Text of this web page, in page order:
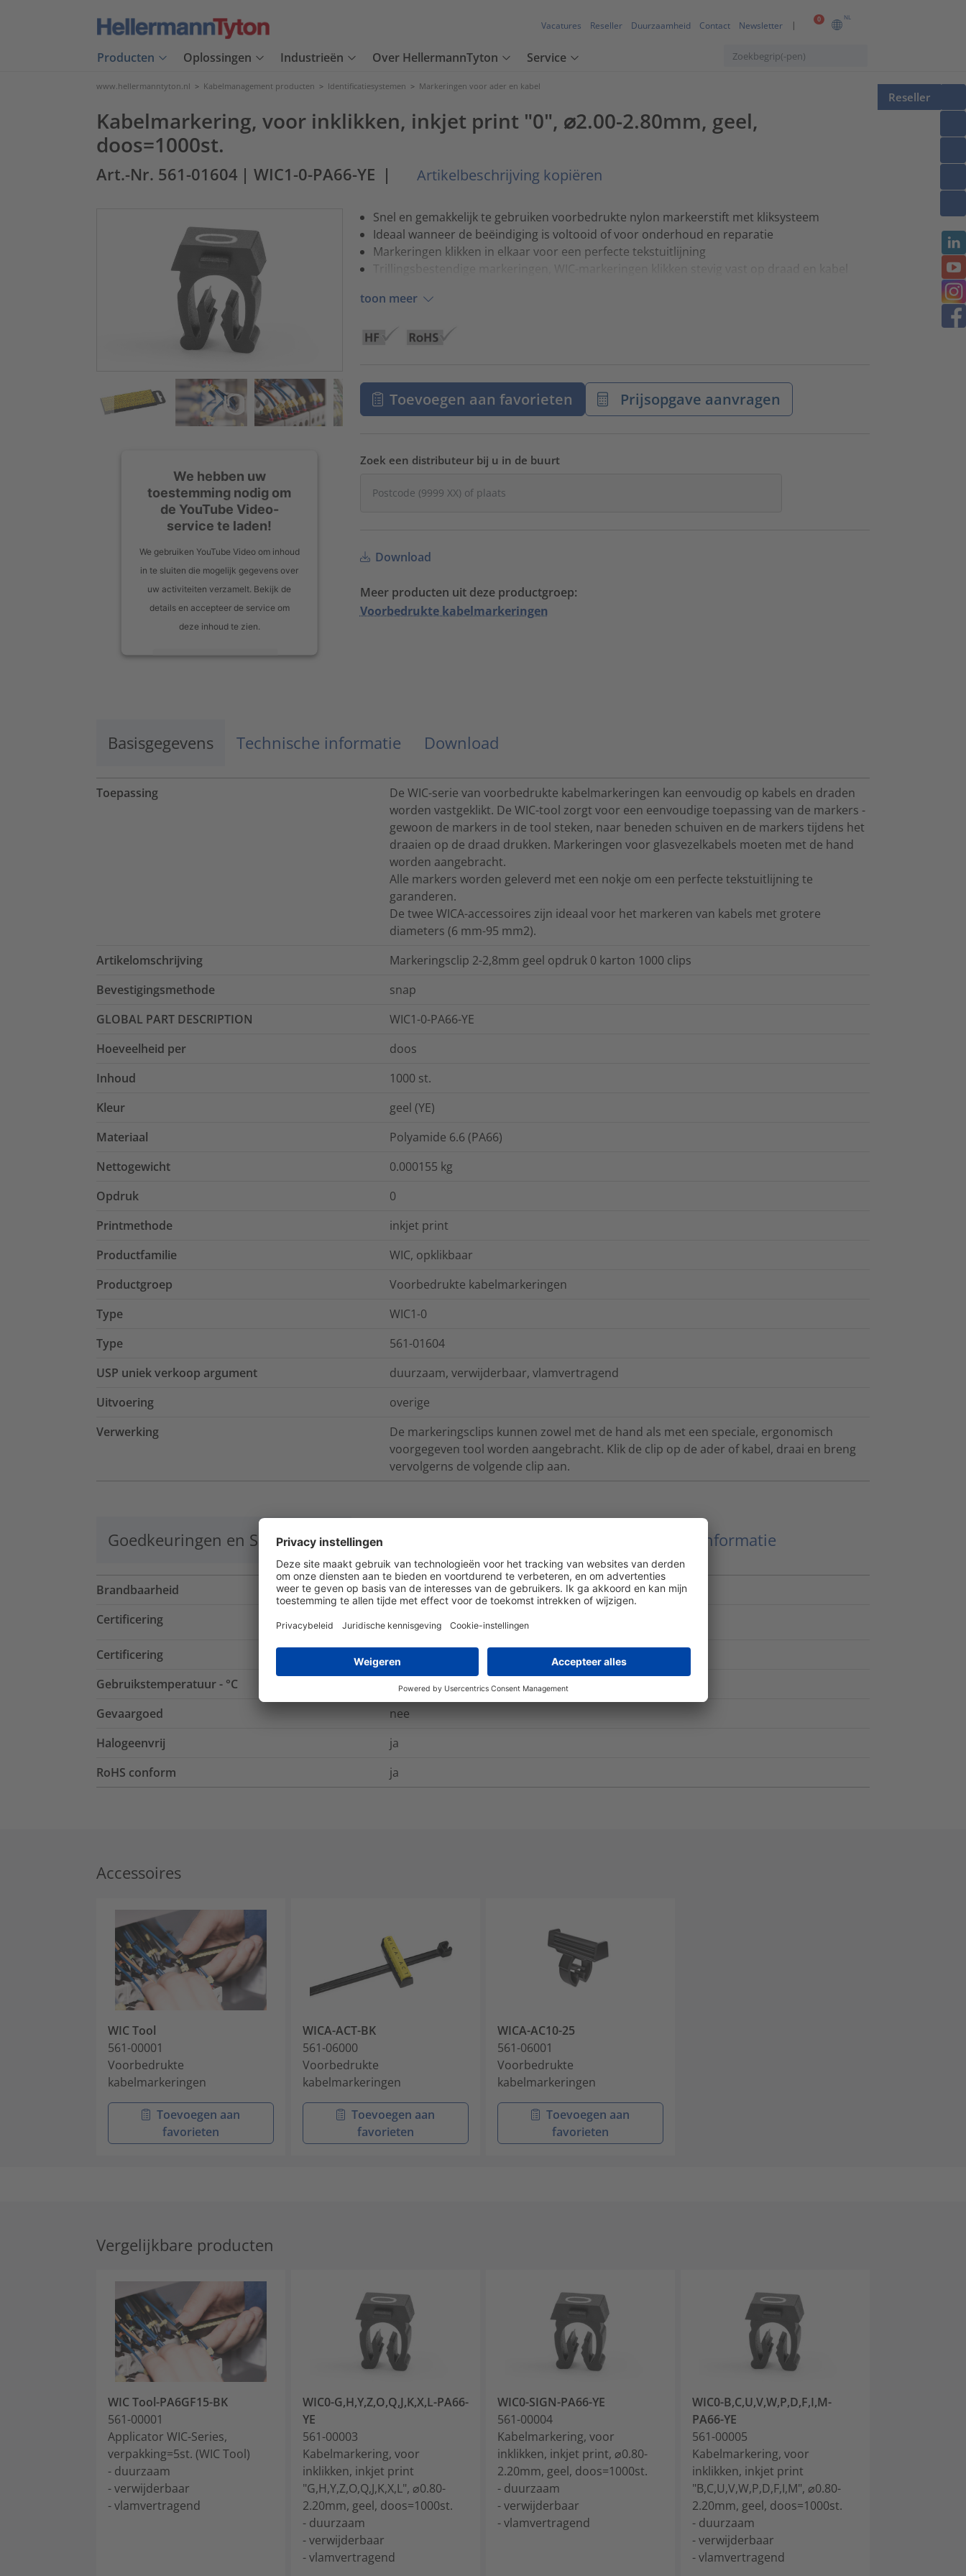
0 NL
Vacatures Reseller Duurzaamheid Contact Newsletter
Producten Oplossingen Industrieën Over HellermannTyton Service
Reseller
www.hellermanntyton.nl > Kabelmanagement producten > Identificatiesystemen > Markeringen voor ader en kabel
Kabelmarkering, voor inklikken, inkjet print "0", ⌀2.00-2.80mm, geel,
doos=1000st.
Art.-Nr. 561-01604 | WIC1-0-PA66-YE | Artikelbeschrijving kopiëren
We hebben uw
toestemming nodig om
de YouTube Video-
service te laden!
We gebruiken YouTube Video om inhoud
in te sluiten die mogelijk gegevens over
uw activiteiten verzamelt. Bekijk de
details en accepteer de service om
deze inhoud te zien.
Snel en gemakkelijk te gebruiken voorbedrukte nylon markeerstift met kliksysteem
Ideaal wanneer de beëindiging is voltooid of voor onderhoud en reparatie
Markeringen klikken in elkaar voor een perfecte tekstuitlijning
Trillingsbestendige markeringen, WIC-markeringen klikken stevig vast op draad en kabel
toon meer
Toevoegen aan favorieten Prijsopgave aanvragen
Zoek een distributeur bij u in de buurt
Download
Meer producten uit deze productgroep:
Voorbedrukte kabelmarkeringen
Basisgegevens Technische informatie Download
Toepassing
De WIC-serie van voorbedrukte kabelmarkeringen kan eenvoudig op kabels en draden
worden vastgeklikt. De WIC-tool zorgt voor een eenvoudige toepassing van de markers -
gewoon de markers in de tool steken, naar beneden schuiven en de markers tijdens het
draaien op de draad drukken. Markeringen voor glasvezelkabels moeten met de hand
worden aangebracht.
Alle markers worden geleverd met een nokje om een perfecte tekstuitlijning te
garanderen.
De twee WICA-accessoires zijn ideaal voor het markeren van kabels met grotere
diameters (6 mm-95 mm2).
Artikelomschrijving
Markeringsclip 2-2,8mm geel opdruk 0 karton 1000 clips
Bevestigingsmethode
snap
GLOBAL PART DESCRIPTION
WIC1-0-PA66-YE
Hoeveelheid per
doos
Inhoud
1000 st.
Kleur
geel (YE)
Materiaal
Polyamide 6.6 (PA66)
Nettogewicht
0.000155 kg
Opdruk
0
Printmethode
inkjet print
Productfamilie
WIC, opklikbaar
Productgroep
Voorbedrukte kabelmarkeringen
Type
WIC1-0
Type
561-01604
USP uniek verkoop argument
duurzaam, verwijderbaar, vlamvertragend
Uitvoering
overige
Verwerking
De markeringsclips kunnen zowel met de hand als met een speciale, ergonomisch
voorgegeven tool worden aangebracht. Klik de clip op de ader of kabel, draai en breng
vervolgerns de volgende clip aan.
Goedkeuringen en Specificaties Logistieke- en verpakkingsinformatie Meer informatie
Brandbaarheid
UL94 V0
Certificering
Certificering
EN 60062, IEC 304
Gebruikstemperatuur - °C
-40 °C tot +85 °C
Gevaargoed
nee
Halogeenvrij
ja
RoHS conform
ja
Accessoires
WIC Tool
561-00001
Voorbedrukte
kabelmarkeringen
Toevoegen aan
favorieten
WICA-ACT-BK
561-06000
Voorbedrukte
kabelmarkeringen
Toevoegen aan
favorieten
WICA-AC10-25
561-06001
Voorbedrukte
kabelmarkeringen
Toevoegen aan
favorieten
Vergelijkbare producten
WIC Tool-PA6GF15-BK
561-00001
Applicator WIC-Series,
verpakking=5st. (WIC Tool)
- duurzaam
- verwijderbaar
- vlamvertragend
WIC0-G,H,Y,Z,O,Q,J,K,X,L-PA66-
YE
561-00003
Kabelmarkering, voor
inklikken, inkjet print
"G,H,Y,Z,O,Q,J,K,X,L", ⌀0.80-
2.20mm, geel, doos=1000st.
- duurzaam
- verwijderbaar
- vlamvertragend
WIC0-SIGN-PA66-YE
561-00004
Kabelmarkering, voor
inklikken, inkjet print, ⌀0.80-
2.20mm, geel, doos=1000st.
- duurzaam
- verwijderbaar
- vlamvertragend
WIC0-B,C,U,V,W,P,D,F,I,M-
PA66-YE
561-00005
Kabelmarkering, voor
inklikken, inkjet print
"B,C,U,V,W,P,D,F,I,M", ⌀0.80-
2.20mm, geel, doos=1000st.
- duurzaam
- verwijderbaar
- vlamvertragend